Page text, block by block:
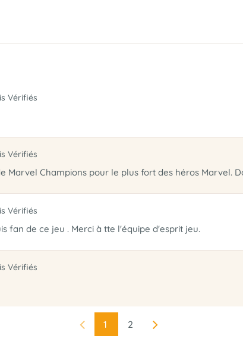
Vérifiés
Vérifiés
Marvel Champions pour le plus fort des héros Marvel.
Vérifiés
fan de ce jeu . Merci à tte l'équipe d'esprit jeu.
Vérifiés
1 2